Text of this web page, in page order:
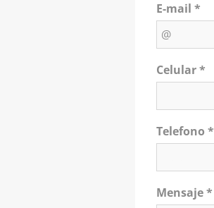
E-mail *
Celular *
Telefono *
Mensaje *